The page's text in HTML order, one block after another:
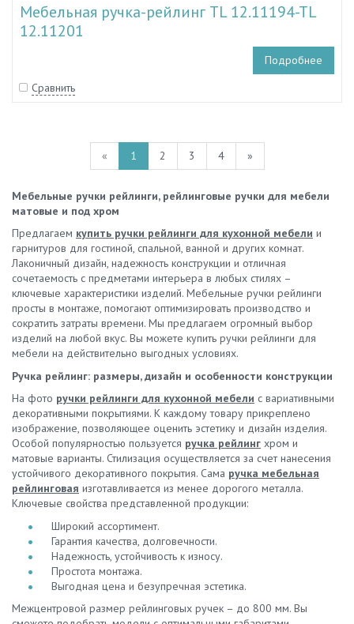
Мебельная ручка-рейлинг TL 12.11194-TL
12.11201
Подробнее
Сравнить
« 1 2 3 4 »
Мебельные ручки рейлинги, рейлинговые ручки для мебели
матовые и под хром
Предлагаем купить ручки рейлинги для кухонной мебели и
гарнитуров для гостиной, спальной, ванной и других комнат.
Лаконичный дизайн, надежность конструкции и отличная
сочетаемость с предметами интерьера в любых стилях –
ключевые характеристики изделий. Мебельные ручки рейлинги
просты в монтаже, помогают оптимизировать производство и
сократить затраты времени. Мы предлагаем огромный выбор
изделий на любой вкус. Вы можете купить ручки рейлинги для
мебели на действительно выгодных условиях.
Ручка рейлинг: размеры, дизайн и особенности конструкции
На фото ручки рейлинги для кухонной мебели с вариативными
декоративными покрытиями. К каждому товару прикреплено
изображение, позволяющее оценить эстетику и дизайн изделия.
Особой популярностью пользуется ручка рейлинг хром и
матовые варианты. Стилизация осуществляется за счет нанесения
устойчивого декоративного покрытия. Сама ручка мебельная
рейлинговая изготавливается из менее дорогого металла.
Ключевые свойства представленной продукции:
Широкий ассортимент.
Гарантия качества, долговечности.
Надежность, устойчивость к износу.
Простота монтажа.
Выгодная цена и безупречная эстетика.
Межцентровой размер рейлинговых ручек – до 800 мм. Вы